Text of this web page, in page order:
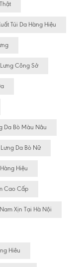
Túi Da Hàng Hiệu
Công Sở
Da Bò Màu Nâu
Da Bò Nữ
Hiệu
Cao Cấp
Xịn Tại Hà Nội
Hiêu